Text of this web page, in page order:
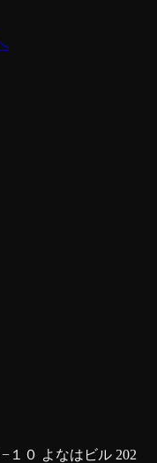
１０ よなはビル 202